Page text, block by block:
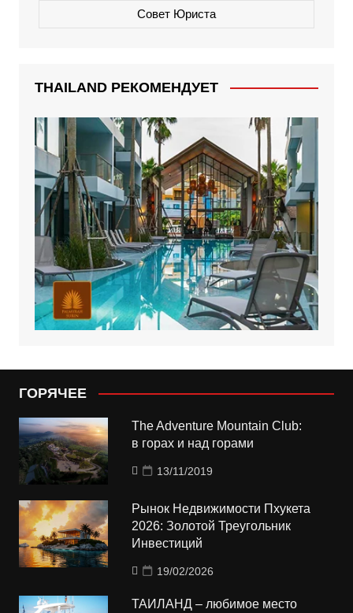
Совет Юриста
THAILAND РЕКОМЕНДУЕТ
ГОРЯЧЕЕ
The Adventure Mountain Club:
в горах и над горами
13/11/2019
Рынок Недвижимости Пхукета
2026: Золотой Треугольник
Инвестиций
19/02/2026
ТАИЛАНД – любимое место